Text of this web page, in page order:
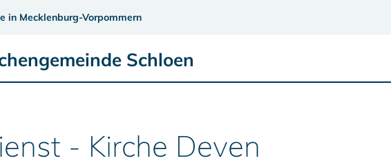
in Mecklenburg-Vorpommern
Schloen
- Kirche Deven